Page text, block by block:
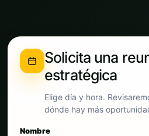
Solicita una
estratégica
Elige día y hora.
dónde hay más
Nombre